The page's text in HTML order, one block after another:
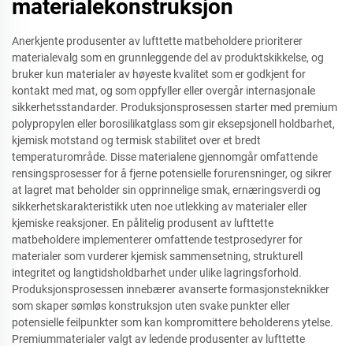
materialekonstruksjon
Anerkjente produsenter av lufttette matbeholdere prioriterer
materialevalg som en grunnleggende del av produktskikkelse, og
bruker kun materialer av høyeste kvalitet som er godkjent for
kontakt med mat, og som oppfyller eller overgår internasjonale
sikkerhetsstandarder. Produksjonsprosessen starter med premium
polypropylen eller borosilikatglass som gir eksepsjonell holdbarhet,
kjemisk motstand og termisk stabilitet over et bredt
temperaturområde. Disse materialene gjennomgår omfattende
rensingsprosesser for å fjerne potensielle forurensninger, og sikrer
at lagret mat beholder sin opprinnelige smak, ernæringsverdi og
sikkerhetskarakteristikk uten noe utlekking av materialer eller
kjemiske reaksjoner. En pålitelig produsent av lufttette
matbeholdere implementerer omfattende testprosedyrer for
materialer som vurderer kjemisk sammensetning, strukturell
integritet og langtidsholdbarhet under ulike lagringsforhold.
Produksjonsprosessen innebærer avanserte formasjonsteknikker
som skaper sømløs konstruksjon uten svake punkter eller
potensielle feilpunkter som kan kompromittere beholderens ytelse.
Premiummaterialer valgt av ledende produsenter av lufttette